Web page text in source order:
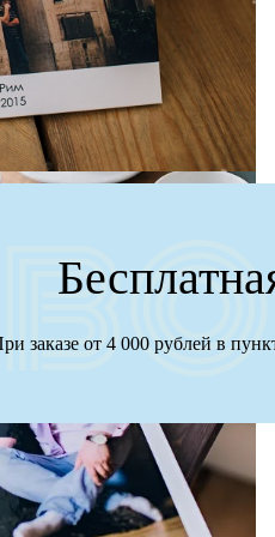
заказе от 4 000 рублей в